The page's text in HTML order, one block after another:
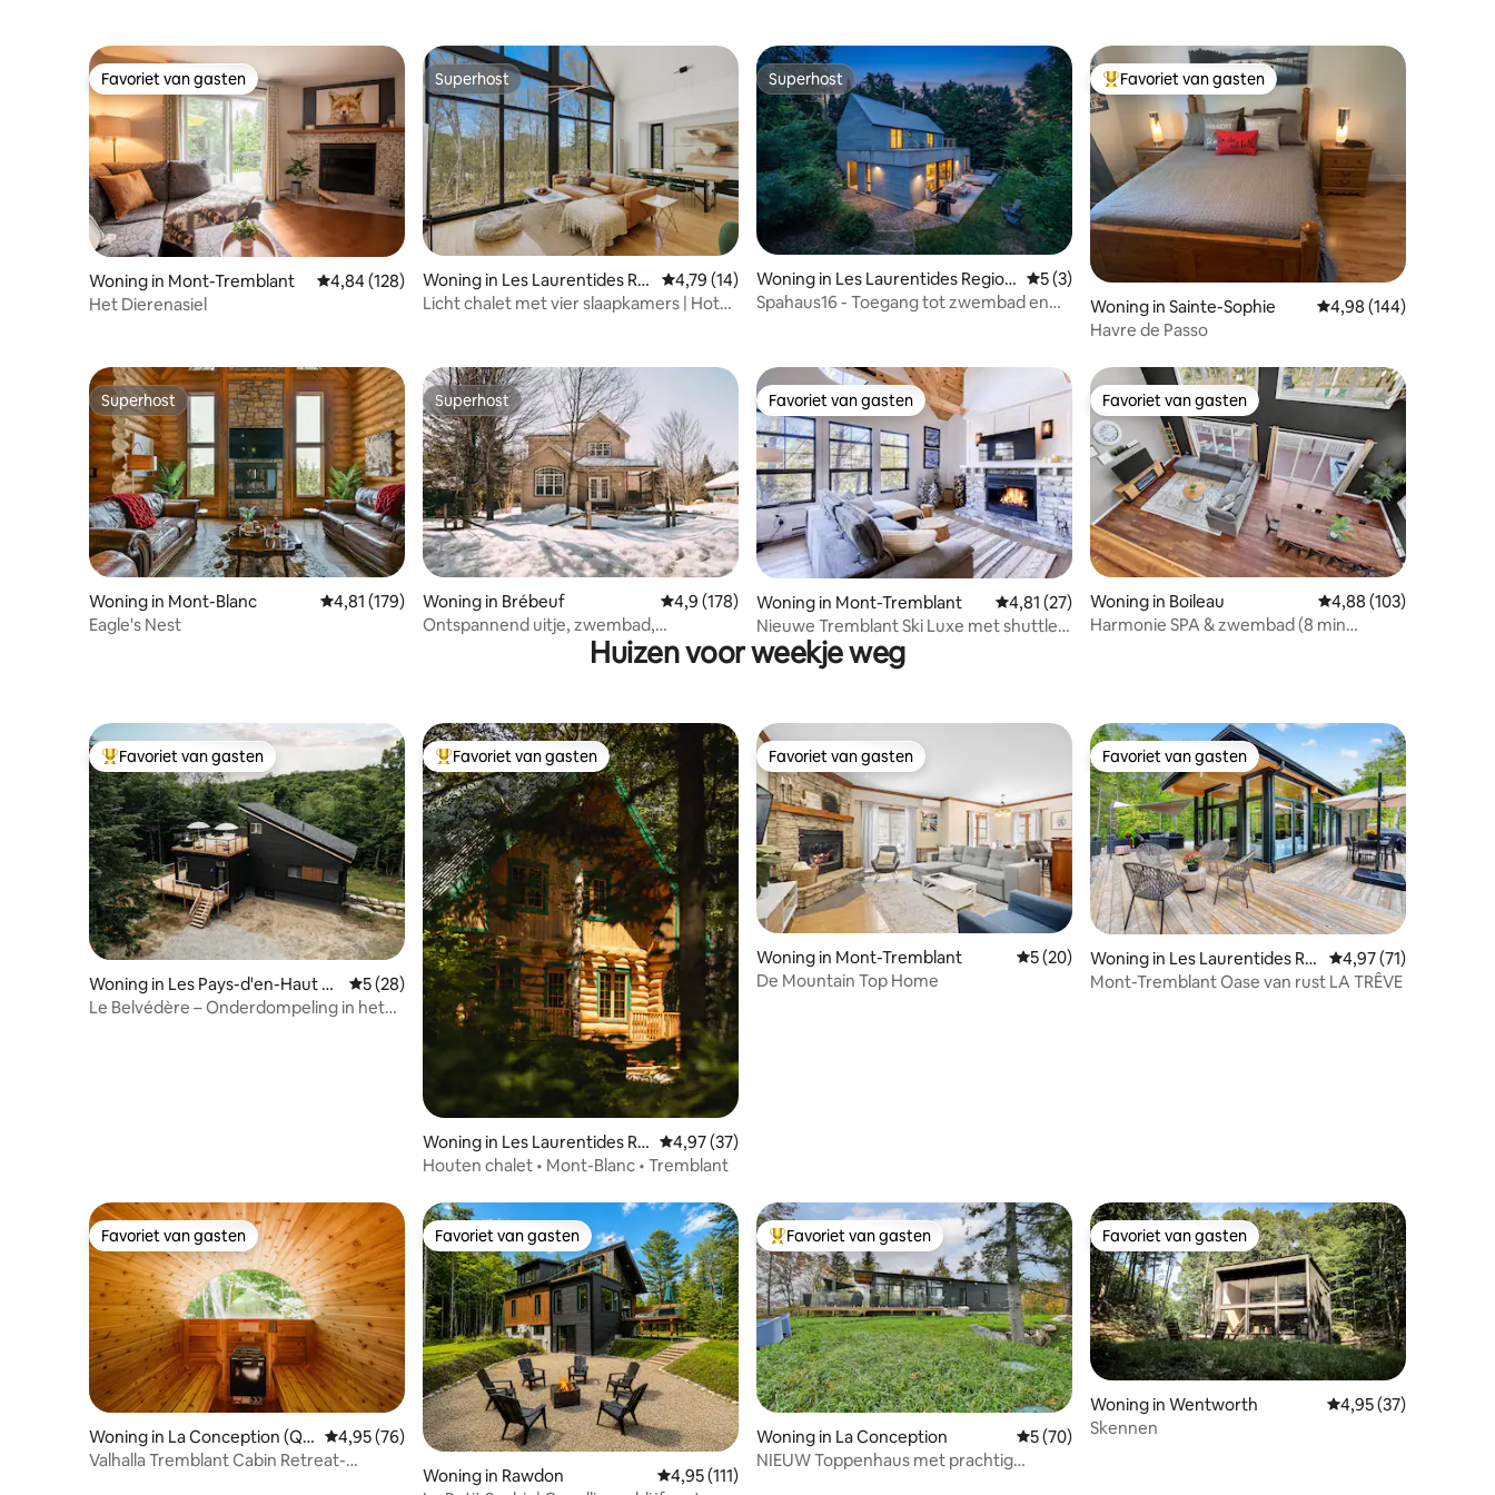
Favoriet van gasten
Favoriet van gasten
Woning in Mont-Tremblant Gemiddelde beoordeling van 4,84 uit 5, 128 recensies
4,84 (128)
Het Dierenasiel
Superhost
Superhost
Woning in Les Laurentides Re
gional County Municipality
Gemiddelde beoordeling van 4,79 uit 5, 14 recensies
4,79 (14)
Licht chalet met vier slaapkamers | Hot
Superhost
Superhost
Woning in Les Laurentides Region
al County Municipality
Gemiddelde beoordeling van 5 uit 5, 3 recensies
5 (3)
Spahaus16 - Toegang tot zwembad en
Topfavoriet van gasten
Favoriet van gasten
Woning in Sainte-Sophie Gemiddelde
4,98 (144)
Havre de Passo
Superhost
Superhost
Woning in Mont-Blanc Gemiddelde beoordeling van 4,81 uit 5, 179 recensies
4,81 (179)
Eagle's Nest
Superhost
Superhost
Woning in Brébeuf Gemiddelde beoordeling van 4,9 uit 5, 178 recensies
4,9 (178)
Ontspannend uitje, zwembad,
bubbelbad, in de buurt van Tremblant
Favoriet van gasten
Favoriet van gasten
Woning in Mont-Tremblant Gemiddelde beoordeling van 4,81 uit 5, 27 recensies
4,81 (27)
Nieuwe Tremblant Ski Luxe met shuttle,
hot tub, sauna
Favoriet van gasten
Favoriet van gasten
Woning in Boileau Gemiddelde
4,88 (103)
Harmonie SPA & zwembad (8 min
Huizen voor weekje weg
Topfavoriet van gasten
Favoriet van gasten
Woning in Les Pays-d'en-Haut R
egional County Municipality
Gemiddelde beoordeling van 5 uit 5, 28 recensies
5 (28)
Le Belvédère – Onderdompeling in het
Topfavoriet van gasten
Favoriet van gasten
Woning in Les Laurentides Re
gional County Municipality
Gemiddelde beoordeling van 4,97 uit 5, 37 recensies
4,97 (37)
Houten chalet • Mont-Blanc • Tremblant
Favoriet van gasten
Favoriet van gasten
Woning in Mont-Tremblant Gemiddelde beoordeling van 5 uit 5, 20 recensies
5 (20)
De Mountain Top Home
Favoriet van gasten
Favoriet van gasten
Woning in Les Laurentides Re
gional County Municipality
Gemiddelde
4,97 (71)
Mont-Tremblant Oase van rust LA TRÊVE
Favoriet van gasten
Favoriet van gasten
Woning in La Conception (Qu
ebec)
Gemiddelde beoordeling van 4,95 uit 5, 76 recensies
4,95 (76)
Valhalla Tremblant Cabin Retreat-
Favoriet van gasten
Favoriet van gasten
Woning in Rawdon Gemiddelde beoordeling van 4,95 uit 5, 111 recensies
4,95 (111)
Topfavoriet van gasten
Favoriet van gasten
Woning in La Conception Gemiddelde beoordeling van 5 uit 5, 70 recensies
5 (70)
NIEUW Toppenhaus met prachtig
Favoriet van gasten
Favoriet van gasten
Woning in Wentworth Gemiddelde
4,95 (37)
Skennen